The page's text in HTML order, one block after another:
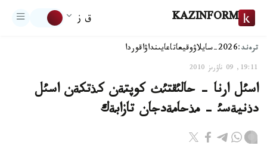
KAZINFORM ق ز
ترەند:2026-سايلاۋ وقيعاتاعايىنداۋاقوردا
19:11, 09 ناۋرىز 2010
اسئل ارنا - حالئقتئث كوپتةن كذتكةن اسئل
دذنيةسئ - مذحامةدجان تازابةك